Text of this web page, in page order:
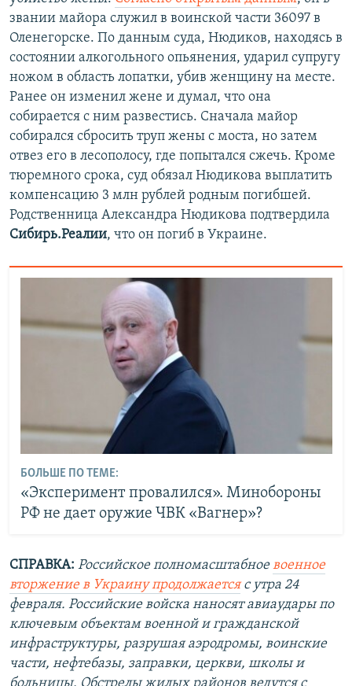
звании майора служил в воинской части 36097 в
Оленегорске. По данным суда, Нюдиков, находясь в
состоянии алкогольного опьянения, ударил супругу
ножом в область лопатки, убив женщину на месте.
Ранее он изменил жене и думал, что она
собирается с ним развестись. Сначала майор
собирался сбросить труп жены с моста, но затем
отвез его в лесополосу, где попытался сжечь. Кроме
тюремного срока, суд обязал Нюдикова выплатить
компенсацию 3 млн рублей родным погибшей.
Родственница Александра Нюдикова подтвердила
Сибирь.Реалии, что он погиб в Украине.
БОЛЬШЕ ПО ТЕМЕ:
«Эксперимент провалился». Минобороны
РФ не дает оружие ЧВК «Вагнер»?
СПРАВКА: Российское полномасштабноевоенное
вторжение в Украину продолжаетсяс утра 24
февраля. Российские войска наносят авиаудары по
ключевым объектам военной и гражданской
инфраструктуры, разрушая аэродромы, воинские
части, нефтебазы, заправки, церкви, школы и